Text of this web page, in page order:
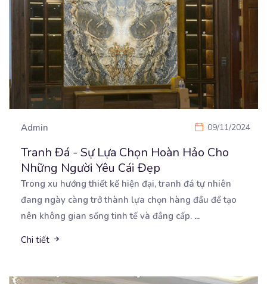
Admin 09/11/2024
Tranh Đá - Sự Lựa Chọn Hoàn Hảo Cho
Những Người Yêu Cái Đẹp
Trong xu hướng thiết kế hiện đại, tranh đá tự nhiên
đang ngày càng trở thành lựa chọn hàng đầu để tạo
nên không gian sống tinh tế và đẳng cấp. ...
Chi tiết